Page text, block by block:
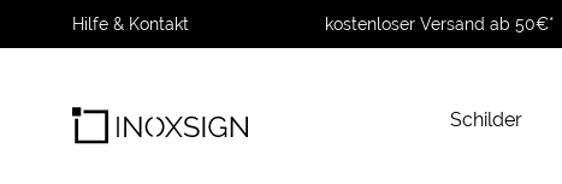
Hilfe & Kontakt kostenloser Versand ab 50€*
Schilder